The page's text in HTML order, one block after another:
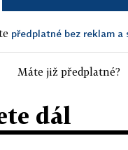
předplatné bez reklam
Máte již předplatné?
dál